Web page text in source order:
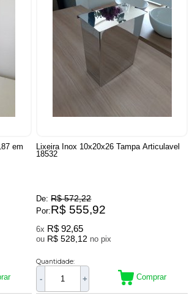
em
Lixeira Inox 10x20x26 Tampa Articulavel
18532
De: R$ 572,22
Por:R$ 555,92
6x R$ 92,65
ou R$ 528,12 no pix
Quantidade:
- + Comprar